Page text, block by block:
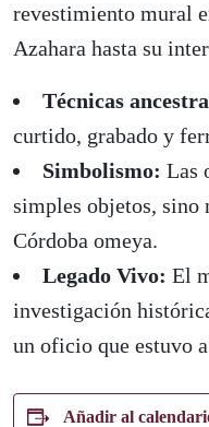
revestimiento mural
Azahara hasta su
Técnicas
curtido, grabado y
Simbolismo: Las
simples objetos, sino
Córdoba omeya.
Legado Vivo: El
investigación
un oficio que estuvo
Añadir al